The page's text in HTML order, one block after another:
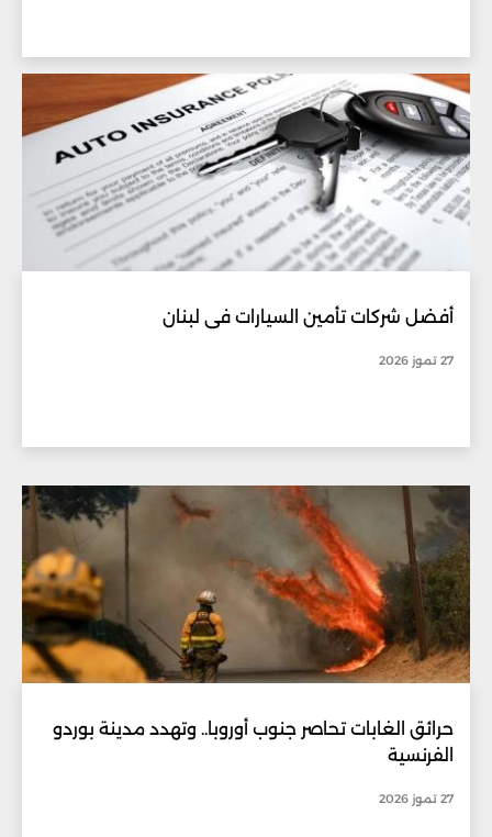
أفضل شركات تأمين السيارات في لبنان
27 تموز 2026
حرائق الغابات تحاصر جنوب أوروبا.. وتهدد مدينة بوردو
الفرنسية
27 تموز 2026